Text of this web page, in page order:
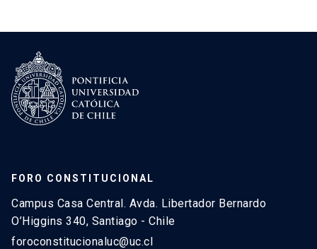
FORO CONSTITUCIONAL
Campus Casa Central. Avda. Libertador Bernardo
O’Higgins 340, Santiago - Chile
foroconstitucionaluc@uc.cl